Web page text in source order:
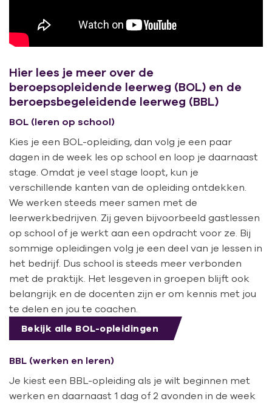
Hier lees je meer over de
beroepsopleidende leerweg (BOL) en de
beroepsbegeleidende leerweg (BBL)
BOL (leren op school)
Kies je een BOL-opleiding, dan volg je een paar
dagen in de week les op school en loop je daarnaast
stage. Omdat je veel stage loopt, kun je
verschillende kanten van de opleiding ontdekken.
We werken steeds meer samen met de
leerwerkbedrijven. Zij geven bijvoorbeeld gastlessen
op school of je werkt aan een opdracht voor ze. Bij
sommige opleidingen volg je een deel van je lessen in
het bedrijf. Dus school is steeds meer verbonden
met de praktijk. Het lesgeven in groepen blijft ook
belangrijk en de docenten zijn er om kennis met jou
te delen en jou te coachen.
Bekijk alle BOL-opleidingen
BBL (werken en leren)
Je kiest een BBL-opleiding als je wilt beginnen met
werken en daarnaast 1 dag of 2 avonden in de week